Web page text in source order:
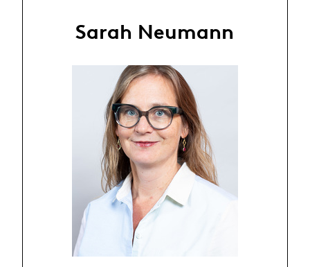
Sarah Neumann